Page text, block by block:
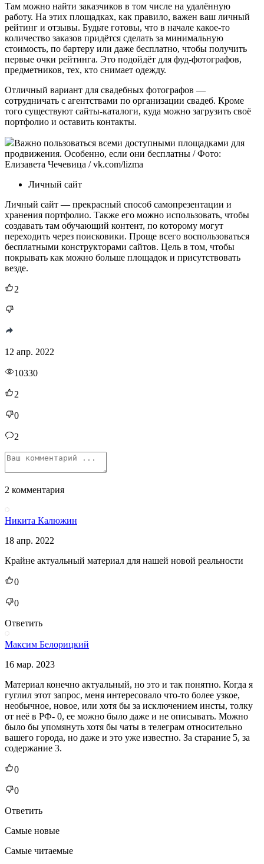
Там можно найти заказчиков в том числе на удалённую
работу. На этих площадках, как правило, важен ваш личный
рейтинг и отзывы. Будьте готовы, что в начале какое-то
количество заказов придётся сделать за минимальную
стоимость, по бартеру или даже бесплатно, чтобы получить
первые очки рейтинга. Это подойдёт для фуд-фотографов,
предметников, тех, кто снимает одежду.
Отличный вариант для свадебных фотографов —
сотрудничать с агентствами по организации свадеб. Кроме
того существуют сайты-каталоги, куда можно загрузить своё
портфолио и оставить контакты.
Важно пользоваться всеми доступными площадками для
продвижения. Особенно, если они бесплатны / Фото:
Елизавета Чечевица / vk.com/lizma
Личный сайт
Личный сайт — прекрасный способ самопрезентации и
хранения портфолио. Также его можно использовать, чтобы
создавать там обучающий контент, по которому могут
переходить через поисковики. Проще всего воспользоваться
бесплатными конструкторами сайтов. Цель в том, чтобы
покрывать как можно больше площадок и присутствовать
везде.
2
12 апр. 2022
10330
2
0
2
2 комментария
Никита Калюжин
18 апр. 2022
Крайне актуальный материал для нашей новой реальности
0
0
Ответить
Максим Белорицкий
16 мар. 2023
Материал конечно актуальный, но это и так понятно. Когда я
гуглил этот запрос, меня интересовало что-то более узкое,
необычное, новое, или хотя бы за исключением инсты, толку
от неё в РФ- 0, ее можно было даже и не описывать. Можно
было бы упомянуть хотя бы чаты в телеграм относительно
вашего города, но даже и это уже известно. За старание 5, за
содержание 3.
0
0
Ответить
Самые новые
Самые читаемые